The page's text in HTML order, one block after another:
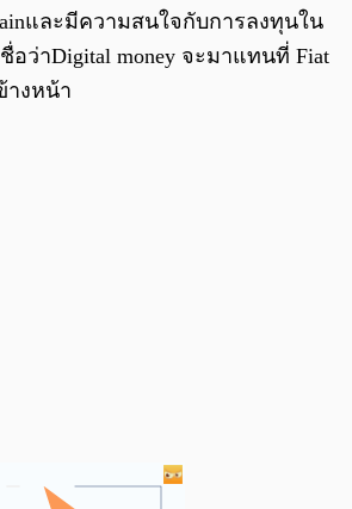
และมีความสนใจกับการลงทุนใน
อว่าDigital money จะมาแทนที่ Fiat
างหน้า